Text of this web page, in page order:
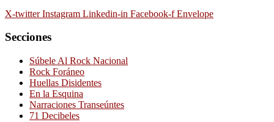
X-twitter Instagram Linkedin-in Facebook-f Envelope
Secciones
Súbele Al Rock Nacional
Rock Foráneo
Huellas Disidentes
En la Esquina
Narraciones Transeúntes
71 Decibeles